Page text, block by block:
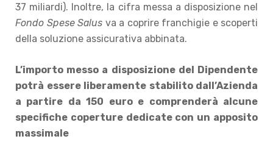
37 miliardi). Inoltre, la cifra messa a disposizione nel
Fondo Spese Salus va a coprire franchigie e scoperti
della soluzione assicurativa abbinata.
L’importo messo a disposizione del Dipendente
potrà essere liberamente stabilito dall’Azienda
a partire da 150 euro e comprenderà alcune
specifiche coperture dedicate con un apposito
massimale